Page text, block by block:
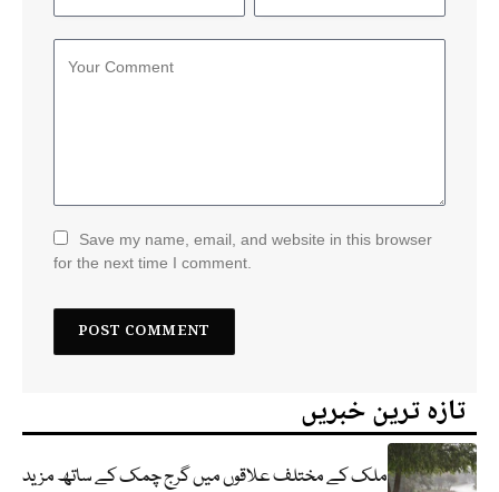
Save my name, email, and website in this browser
for the next time I comment.
تازہ ترین خبریں
ملک کے مختلف علاقوں میں گرج چمک کے ساتھ مزید